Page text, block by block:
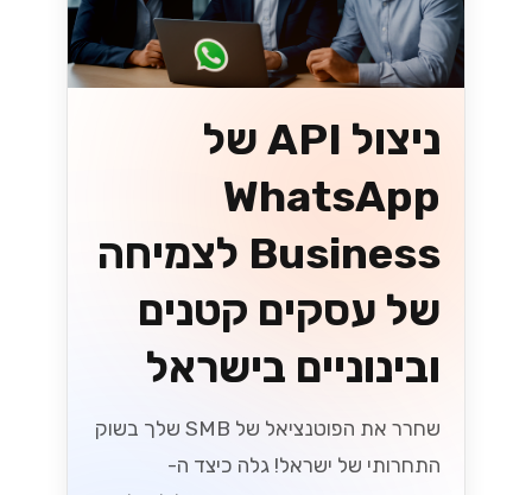
Lynxbe Team
7 ביולי 2026
קרא עוד
וואטסאפ